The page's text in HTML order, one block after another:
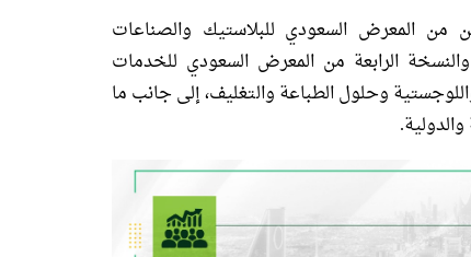
المعرض السعودي للبلاستيك والصناعات
والنسخة الرابعة من المعرض السعودي للخدمات
وحلول الطباعة والتغليف، إلى جانب ما